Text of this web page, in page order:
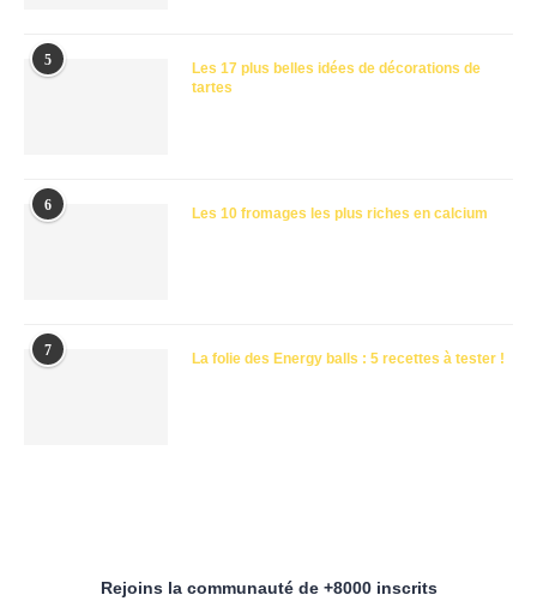
5
Les 17 plus belles idées de décorations de
tartes
6 Les 10 fromages les plus riches en calcium
7 La folie des Energy balls : 5 recettes à tester !
Rejoins la communauté de +8000 inscrits